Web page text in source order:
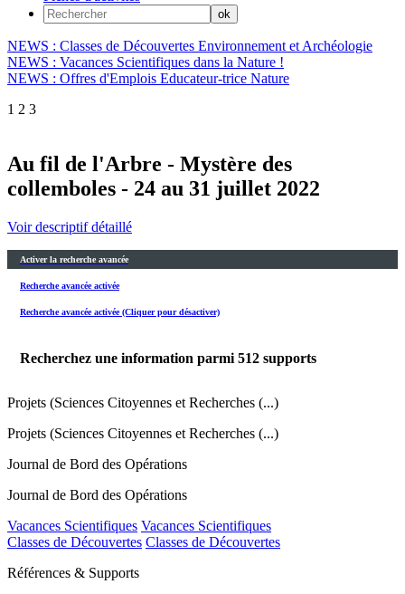
NEWS : Classes de Découvertes Environnement et Archéologie
NEWS : Vacances Scientifiques dans la Nature !
NEWS : Offres d'Emplois Educateur-trice Nature
1 2 3
Au fil de l'Arbre - Mystère des
collemboles - 24 au 31 juillet 2022
Voir descriptif détaillé
Activer la recherche avancée
Recherche avancée activée
Recherche avancée activée (Cliquer pour désactiver)
Recherchez une information parmi 512 supports
Projets (Sciences Citoyennes et Recherches (...)
Projets (Sciences Citoyennes et Recherches (...)
Journal de Bord des Opérations
Journal de Bord des Opérations
Vacances Scientifiques Vacances Scientifiques
Classes de Découvertes Classes de Découvertes
Références & Supports